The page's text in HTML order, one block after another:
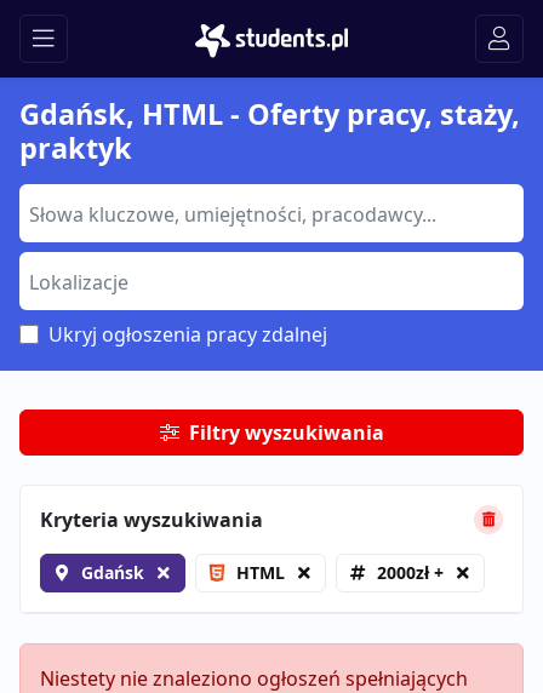
Gdańsk, HTML - Oferty pracy, staży,
praktyk
Ukryj ogłoszenia pracy zdalnej
Filtry wyszukiwania
Kryteria wyszukiwania
Gdańsk HTML 2000zł +
Niestety nie znaleziono ogłoszeń spełniających